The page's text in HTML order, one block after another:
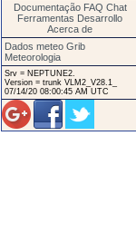
Documentação FAQ Chat
Ferramentas Desarrollo
Acerca de
Dados meteo Grib
Meteorologia
Srv = NEPTUNE2.
Version = trunk VLM2_V28.1_
07/14/20 08:00:45 AM UTC